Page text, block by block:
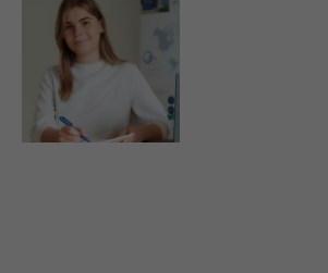
a.kraemer@strassburger-